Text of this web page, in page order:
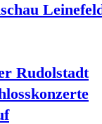
Rudolstadt